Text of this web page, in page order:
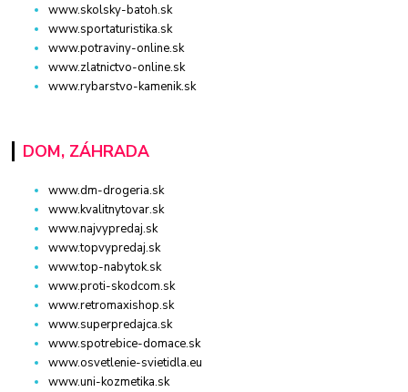
www.skolsky-batoh.sk
www.sportaturistika.sk
www.potraviny-online.sk
www.zlatnictvo-online.sk
www.rybarstvo-kamenik.sk
DOM, ZÁHRADA
www.dm-drogeria.sk
www.kvalitnytovar.sk
www.najvypredaj.sk
www.topvypredaj.sk
www.top-nabytok.sk
www.proti-skodcom.sk
www.retromaxishop.sk
www.superpredajca.sk
www.spotrebice-domace.sk
www.osvetlenie-svietidla.eu
www.uni-kozmetika.sk